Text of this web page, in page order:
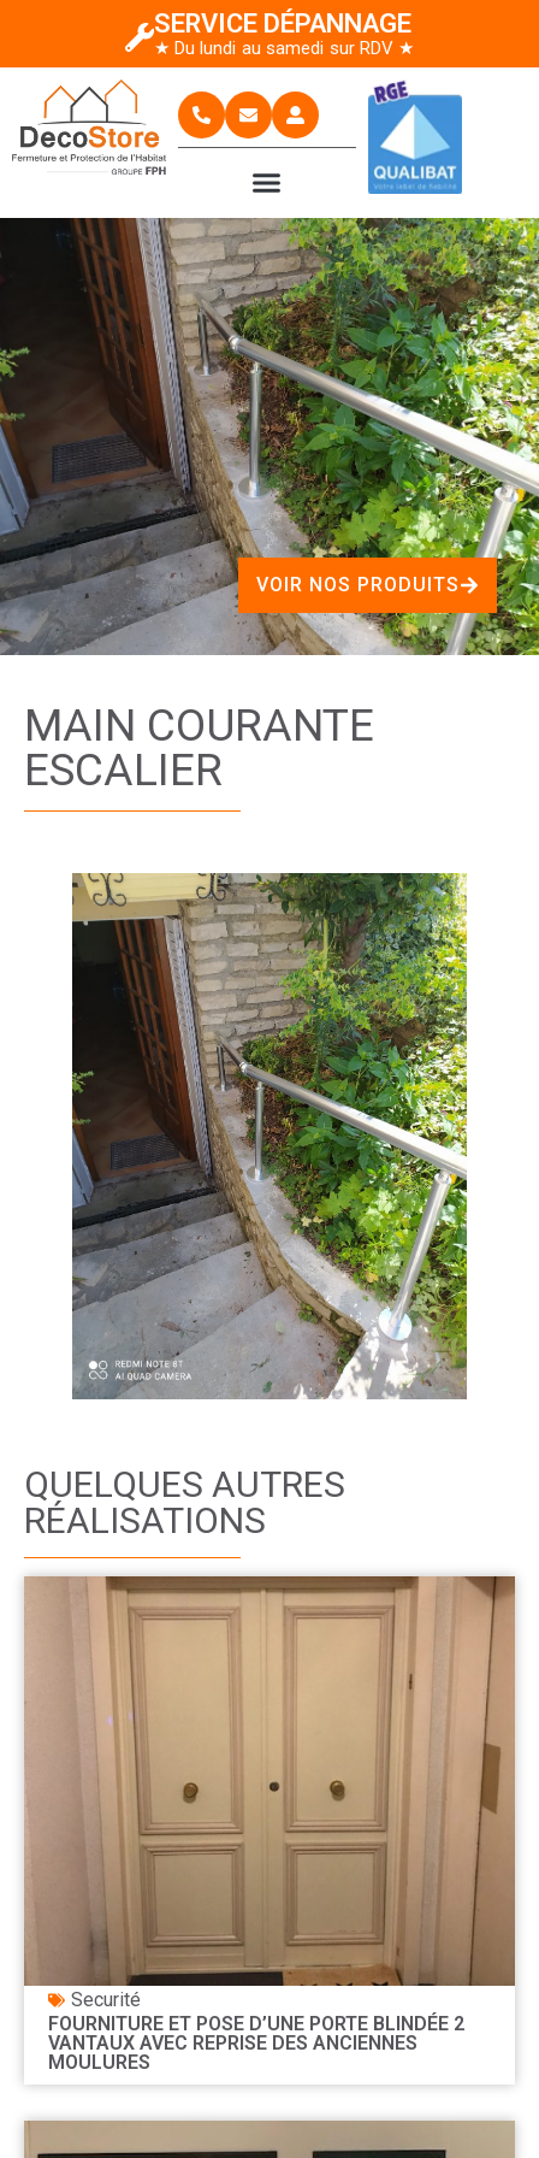
SERVICE DÉPANNAGE
★ Du lundi au samedi sur RDV ★
VOIR NOS PRODUITS
MAIN COURANTE
ESCALIER
QUELQUES AUTRES
RÉALISATIONS
Securité
FOURNITURE ET POSE D’UNE PORTE BLINDÉE 2
VANTAUX AVEC REPRISE DES ANCIENNES
MOULURES